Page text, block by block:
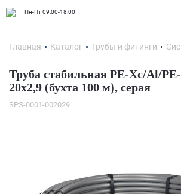
Пн-Пт 09:00-18:00
Главная Каталог Трубы и фитинги
Труба стабильная PE-Xc/Al/
20x2,9 (бухта 100 м), серая
SPS-0001-002029